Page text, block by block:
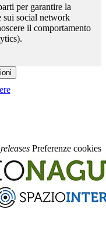
per garantire la
sui social network
il comportamento
Preferenze cookies